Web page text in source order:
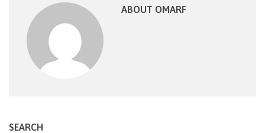
ABOUT OMARF
SEARCH